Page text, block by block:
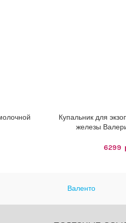
ВЫБЕРИТЕ
Купальник для
железы
6299
Валенто